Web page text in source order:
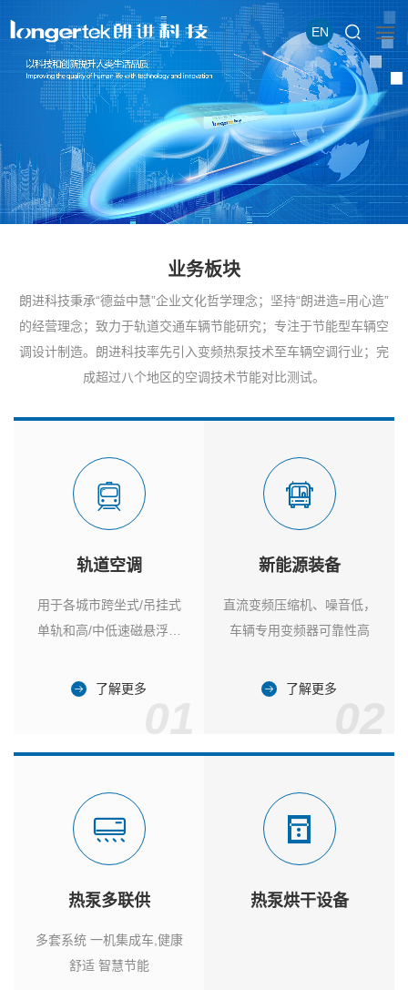
EN
业务板块
朗进科技秉承“德益中慧”企业文化哲学理念；坚持“朗进造=用心造”
的经营理念；致力于轨道交通车辆节能研究；专注于节能型车辆空
调设计制造。朗进科技率先引入变频热泵技术至车辆空调行业；完
成超过八个地区的空调技术节能对比测试。
轨道空调
用于各城市跨坐式/吊挂式
单轨和高/中低速磁悬浮列
了解更多
新能源装备
直流变频压缩机、噪音低，
车辆专用变频器可靠性高
了解更多
热泵多联供
多套系统 一机集成车,健康
舒适 智慧节能
热泵烘干设备